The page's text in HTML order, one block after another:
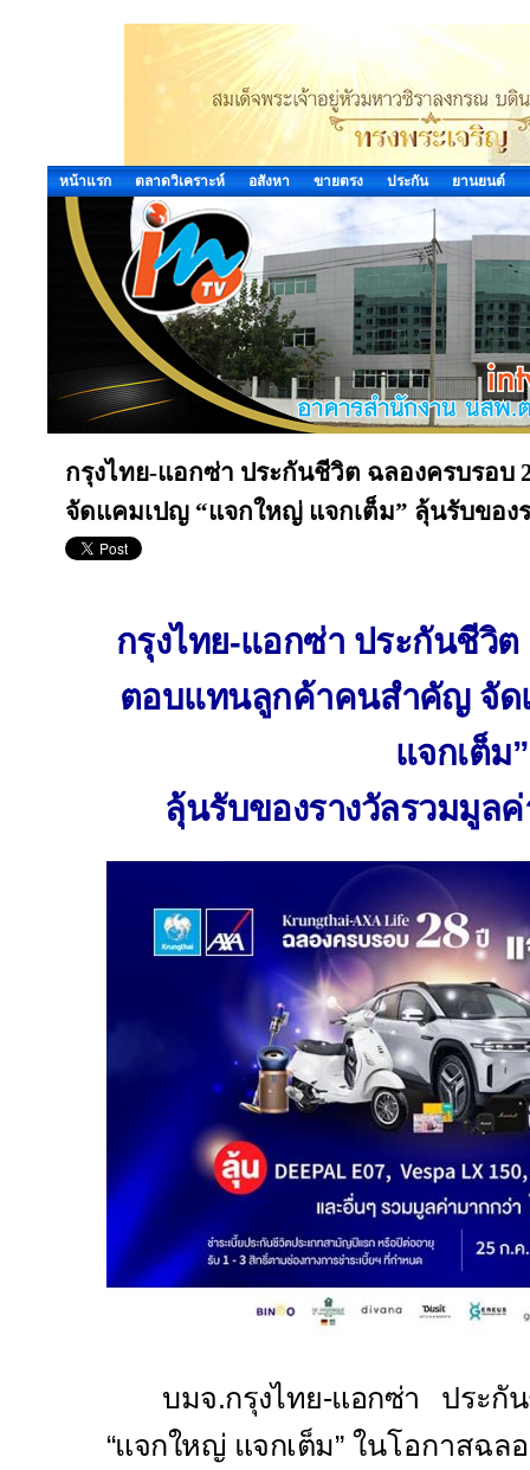
หน้าแรก ตลาดวิเคราะห์ อสังหา ขายตรง ประกัน ยานยนต์
กรุงไทย-แอกซ่า ประกันชีวิต ฉลองครบรอ
จัดแคมเปญ “แจกใหญ่ แจกเต็ม” ลุ้นรับของ
กรุงไทย-แอกซ่า ประกันชีวิ
ตอบแทนลูกค้าคนสำคัญ จัด
แจกเต็ม”
ลุ้นรับของรางวัลรวมมูล
บมจ.กรุงไทย-แอกซ่า ประ
“แจกใหญ่ แจกเต็ม” ในโอกาสฉล